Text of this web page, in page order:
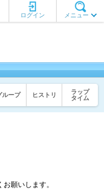
メニュー
ログイン
ループ ヒストリ
ラップ
タイム
願いします。